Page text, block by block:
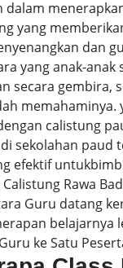
dalam
yang
dan
yang anak-anak
secara gembira,
memahaminya.
calistung
sekolahan paud
efektif
Rawa
Guru datang
belajarnya
ke Satu